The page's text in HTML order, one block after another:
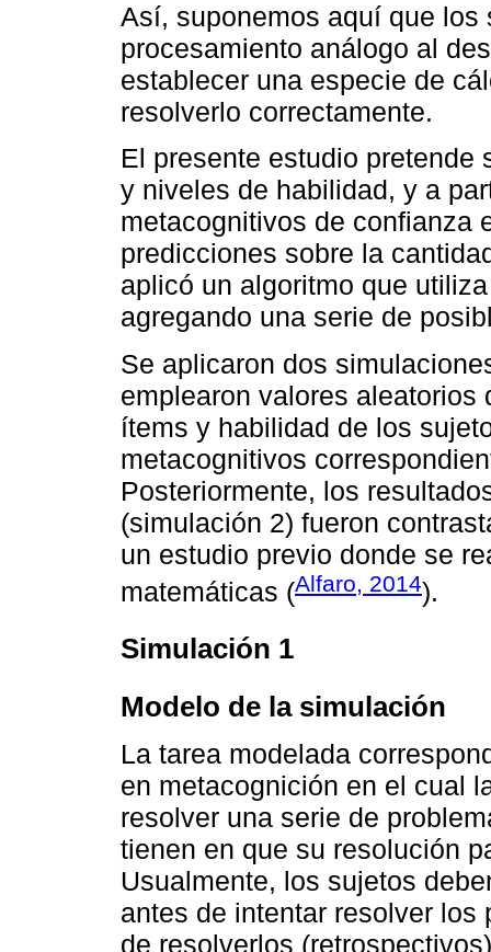
Así, suponemos aquí que los
procesamiento análogo al
establecer una especie de
resolverlo correctamente.
El presente estudio
y niveles de habilidad, y a
metacognitivos de confianza
predicciones sobre la
aplicó un algoritmo que
agregando una serie de
Se aplicaron dos
emplearon valores
ítems y habilidad de los
metacognitivos
Posteriormente, los
(simulación 2) fueron
un estudio previo donde se
matemáticas (Alfaro, 2014).
Simulación 1
Modelo de la simulación
La tarea modelada
en metacognición en el cual
resolver una serie de
tienen en que su resolución
Usualmente, los sujetos
antes de intentar resolver
de resolverlos